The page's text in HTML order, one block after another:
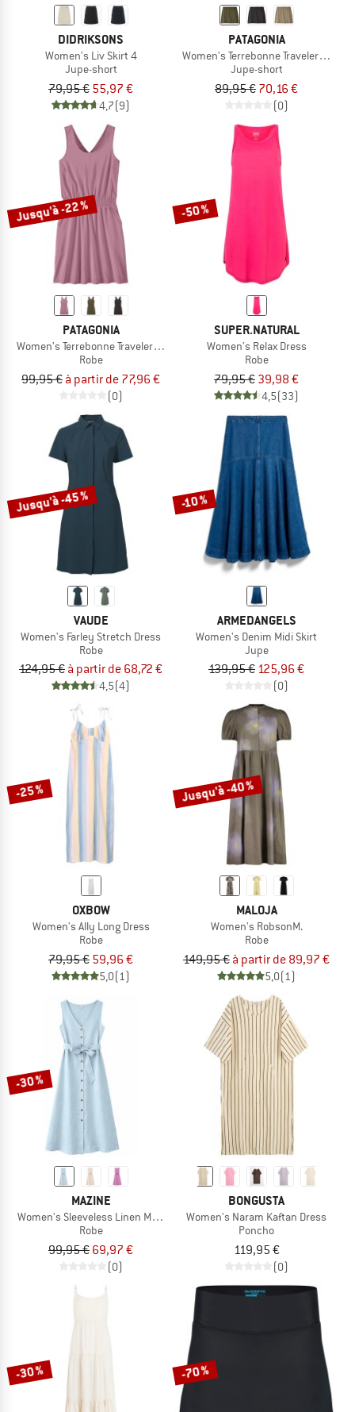
DIDRIKSONS
Women's Liv Skirt 4
Jupe-short
79,95 € 55,97 €
4,7(9)
PATAGONIA
Women's Terrebonne Traveler Skort
Jupe-short
89,95 € 70,16 €
(0)
Jusqu'à -22 %
PATAGONIA
Women's Terrebonne Traveler Dress
Robe
99,95 € à partir de 77,96 €
(0)
-50 %
SUPER.NATURAL
Women's Relax Dress
Robe
79,95 € 39,98 €
4,5(33)
Jusqu'à -45 %
VAUDE
Women's Farley Stretch Dress
Robe
124,95 € à partir de 68,72 €
4,5(4)
-10 %
ARMEDANGELS
Women's Denim Midi Skirt
Jupe
139,95 € 125,96 €
(0)
-25 %
OXBOW
Women's Ally Long Dress
Robe
79,95 € 59,96 €
5,0(1)
Jusqu'à -40 %
MALOJA
Women's RobsonM.
Robe
149,95 € à partir de 89,97 €
5,0(1)
-30 %
MAZINE
Women's Sleeveless Linen Maxi Dress
Robe
99,95 € 69,97 €
(0)
BONGUSTA
Women's Naram Kaftan Dress
Poncho
119,95 €
(0)
-30 % -70 %